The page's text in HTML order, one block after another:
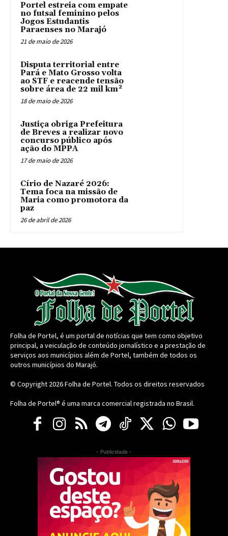
Portel estreia com empate
no futsal feminino pelos
Jogos Estudantis
Paraenses no Marajó
21 de maio de 2026
Disputa territorial entre
Pará e Mato Grosso volta
ao STF e reacende tensão
sobre área de 22 mil km²
18 de maio de 2026
Justiça obriga Prefeitura
de Breves a realizar novo
concurso público após
ação do MPPA
17 de maio de 2026
Círio de Nazaré 2026:
Tema foca na missão de
Maria como promotora da
paz
26 de abril de 2026
Folha de Portel, é um portal de notícias que tem como objetivo
principal, a veiculação de conteúdo jornalístico e a prestação de
serviços aos municípios além de Portel, também de todos os
outros municípios do Marajó.
© Copyright 2026Folha de Portel. Todos os direitos reservados
Folha de Portel® é uma marca comercial registrada no Brasil.
- Publicidade -